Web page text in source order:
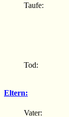
Taufe:
Tod:
Eltern:
Vater: